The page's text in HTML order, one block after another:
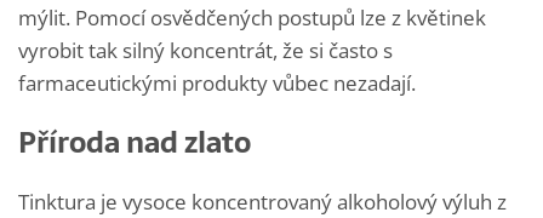
mýlit. Pomocí osvědčených postupů lze z květinek
vyrobit tak silný koncentrát, že si často s
farmaceutickými produkty vůbec nezadají.
Příroda nad zlato
Tinktura je vysoce koncentrovaný alkoholový výluh z